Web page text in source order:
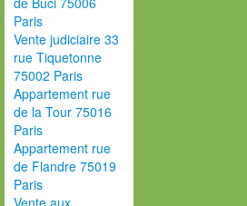
Paris
Vente judiciaire 33
rue Tiquetonne
75002 Paris
Appartement rue
de la Tour 75016
Paris
Appartement rue
de Flandre 75019
Paris
Vente aux